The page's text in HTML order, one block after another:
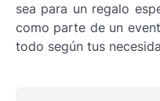
sea para un regalo
como parte de un
todo según tus